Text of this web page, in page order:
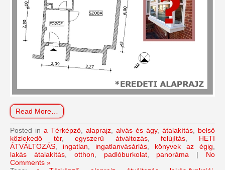
Read More…
Posted in a Térképző alaprajz alvás és ágy, átalakítás
belső
közlekedő tér,egyszerű átváltozás,felújítás
HETI
ÁTVÁLTOZÁS
ingatlan ingatlanvásárlás könyvek az égig
lakás átalakítás, otthon padlóburkolat, panoráma | No
Comments »